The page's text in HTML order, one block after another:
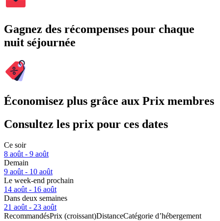
Gagnez des récompenses pour chaque
nuit séjournée
Économisez plus grâce aux Prix membres
Consultez les prix pour ces dates
Ce soir
8 août - 9 août
Demain
9 août - 10 août
Le week-end prochain
14 août - 16 août
Dans deux semaines
21 août - 23 août
RecommandésPrix (croissant)DistanceCatégorie d’hébergement